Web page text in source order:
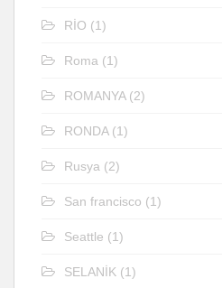
RİO (1)
Roma (1)
ROMANYA(2)
RONDA(1)
Rusya (2)
San francisco (1)
Seattle (1)
SELANİK (1)